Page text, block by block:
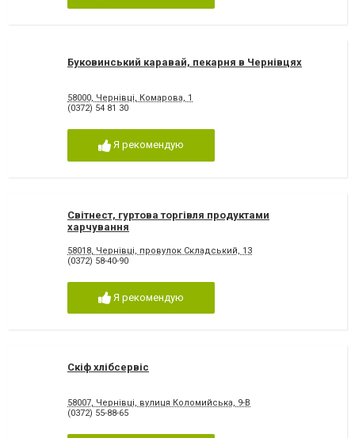
Буковинський каравай, пекарня в Чернівцях
58000, Чернівці, Комарова, 1
(0372) 54 81 30
Я рекомендую
Світнест, гуртова торгівля продуктами
харчування
58018, Чернівці, провулок Складський, 13
(0372) 58-40-90
Я рекомендую
Скіф хлібсервіс
58007, Чернівці, вулиця Коломийська, 9-В
(0372) 55-88-65